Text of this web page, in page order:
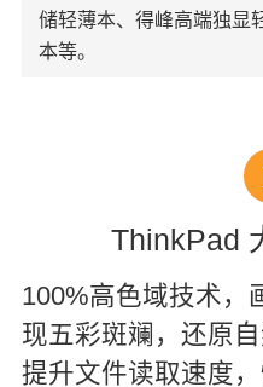
储轻薄本、得峰高端独显
本等。
ThinkPad
100%高色域技术，
现五彩斑斓，还原
提升文件读取速度